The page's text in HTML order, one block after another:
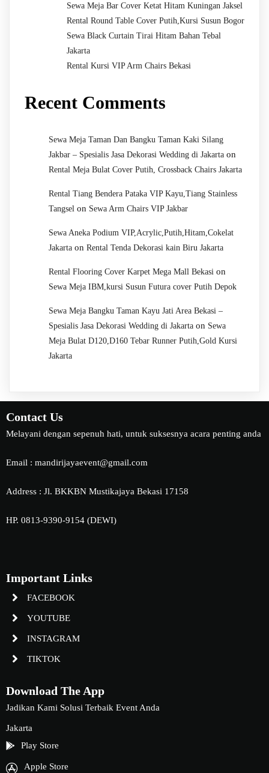
Sewa Meja Bar Cover Ketat Hitam Kuningan Jaksel
Rental Round Table Cover Putih,Kursi Susun Bogor
Sewa Black Curtain Tirai Hitam Bahan Tebal
Jakarta
Rental Kursi VIP Arm Chairs Bekasi
Recent Comments
Sewa Meja Taman Dan Bangku Taman Kaki Silang
Jakbar – Spesialis Jasa Dekorasi Wedding di Jakarta on
Rental Meja Bulat Cover Putih, Crossback Chairs Jakarta
Rental Tiang Bendera Pataka VIP Kayu,Tiang Stainless
Tangsel on Sewa Arm Chairs VIP Jakbar
Sewa Aneka Podium VIP,Acrylic,Putih,Hitam,Cokelat
Jakarta on Rental Tenda Dekorasi kain Biru Jakarta
Rental Flooring Cover Karpet Mega Mall Bekasi on
Sewa Meja IBM,kursi Susun Futura cover Putih Depok
Sewa Meja Bangku Taman Kayu Jati Area Bekasi –
Spesialis Jasa Dekorasi Wedding di Jakarta on Sewa
Meja Bulat D120,D160 Tebar Runner Putih,Gold Kursi
Jakarta
Contact Us
Melayani dengan sepenuh hati, untuk suksesnya acara penting anda
Email : mandirijayaevent@gmail.com
Address : Jl. BKKBN Mustikajaya Bekasi 17158
HP. 0813-9390-9154 (DEWI)
Important Links
FACEBOOK
YOUTUBE
INSTAGRAM
TIKTOK
Download The App
Jadikan Kami Solusi Terbaik Event Anda
Jakarta
Play Store
Apple Store